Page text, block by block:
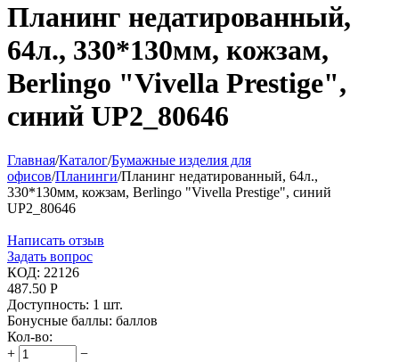
Планинг недатированный,
64л., 330*130мм, кожзам,
Berlingo "Vivella Prestige",
синий UP2_80646
Главная/Каталог/Бумажные изделия для
офисов/Планинги/Планинг недатированный, 64л.,
330*130мм, кожзам, Berlingo "Vivella Prestige", синий
UP2_80646
Написать отзыв
Задать вопрос
КОД: 22126
487.50 Р
Доступность: 1 шт.
Бонусные баллы: баллов
Кол-во:
+
−